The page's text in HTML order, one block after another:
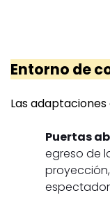
Entorno de
Las
Puertas
egreso de